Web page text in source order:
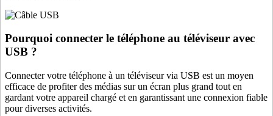
Pourquoi connecter le téléphone au téléviseur avec
USB ?
Connecter votre téléphone à un téléviseur via USB est un moyen
efficace de profiter des médias sur un écran plus grand tout en
gardant votre appareil chargé et en garantissant une connexion fiable
pour diverses activités.